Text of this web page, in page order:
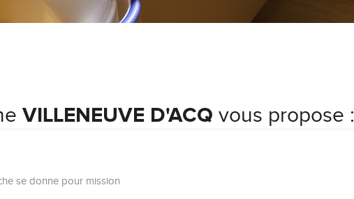
VILLENEUVE D'ACQ vous propose :
se donne pour mission